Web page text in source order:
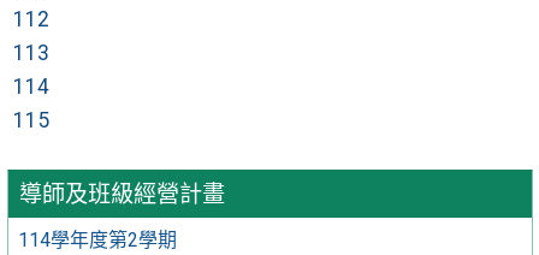
導師及班級經營計畫
114學年度第2學期
112
113
114
115